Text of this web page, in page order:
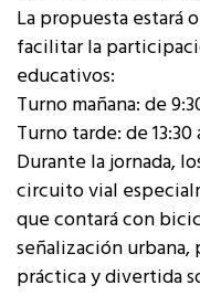
La propuesta estará
facilitar la
educativos:
Turno mañana: de
Turno tarde: de 13:30
Durante la jornada,
circuito vial
que contará con
señalización
práctica y divertida